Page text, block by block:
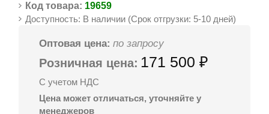
Код товара: 19659
Доступность: В наличии (Срок отгрузки: 5-10 дней)
Оптовая цена: по запросу
Розничная цена: 171 500 ₽
С учетом НДС
Цена может отличаться, уточняйте у
менеджеров